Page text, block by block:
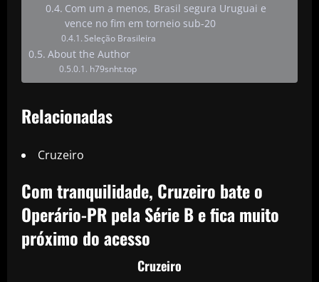
Com um a menos, Brasil segura Uruguai e
vence no fim em torneio sub-20
Seleção Brasileira
About the Author
h79snht.top
Relacionadas
Cruzeiro
Com tranquilidade, Cruzeiro bate o
Operário-PR pela Série B e fica muito
próximo do acesso
Cruzeiro